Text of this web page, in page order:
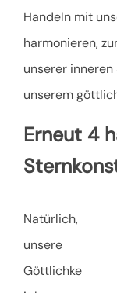
Handeln mit
harmonieren,
unserer inneren
unserem
Erneut 4
Natürlich,
unsere
Göttlichke